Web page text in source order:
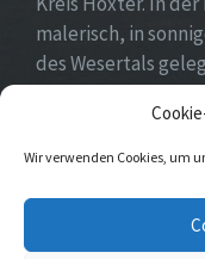
Wir verwenden Cookies, um
malerisch, in
des Wesertals
Höhenzügen des